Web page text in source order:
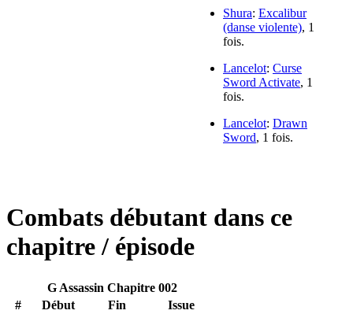
Shura: Excalibur
(danse violente), 1
fois.
Lancelot: Curse
Sword Activate, 1
fois.
Lancelot: Drawn
Sword, 1 fois.
Combats débutant dans ce
chapitre / épisode
G Assassin Chapitre 002
#
Début Fin Issue